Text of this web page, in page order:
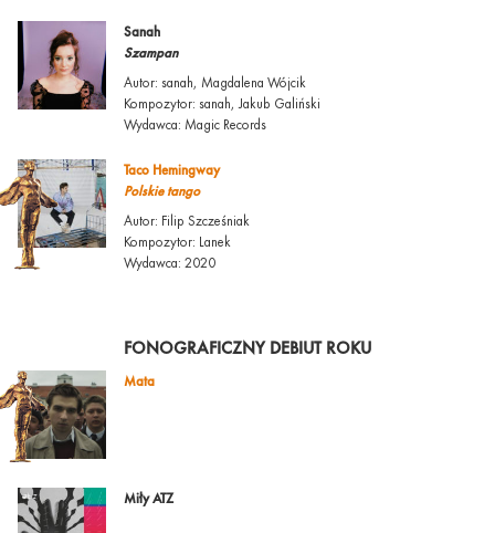
Sanah
Szampan
Autor: sanah, Magdalena Wójcik
Kompozytor: sanah, Jakub Galiński
Wydawca: Magic Records
Taco Hemingway
Polskie tango
Autor: Filip Szcześniak
Kompozytor: Lanek
Wydawca: 2020
FONOGRAFICZNY DEBIUT ROKU
Mata
Miły ATZ